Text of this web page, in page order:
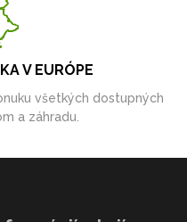
V EURÓPE
všetkých dostupných
a záhradu.